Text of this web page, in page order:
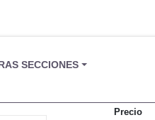
SECCIONES
Precio